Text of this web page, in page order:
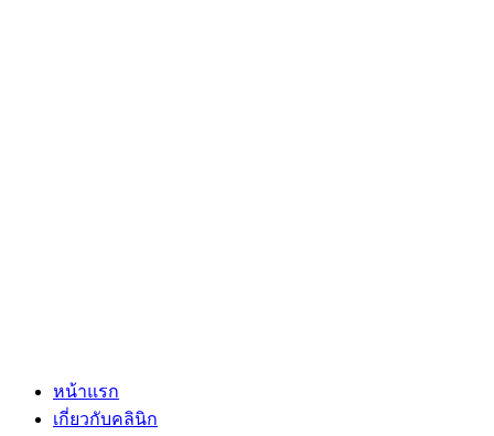
หน้าแรก
เกี่ยวกับคลินิก